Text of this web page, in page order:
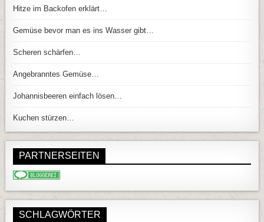
Hitze im Backofen erklärt…
Gemüse bevor man es ins Wasser gibt…
Scheren schärfen…
Angebranntes Gemüse…
Johannisbeeren einfach lösen…
Kuchen stürzen…
PARTNERSEITEN
SCHLAGWÖRTER